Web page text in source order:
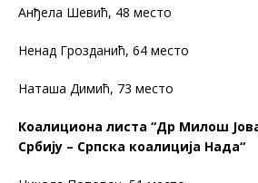
Анђела Шевић, 48 место
Ненад Грозданић, 64 место
Наташа Димић, 73 место
Коалициона листа “Др Милош
Србију – Српска коалиција Нада“